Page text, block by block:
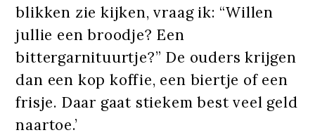
blikken zie kijken, vraag ik: “Willen
jullie een broodje? Een
bittergarnituurtje?” De ouders krijgen
dan een kop koffie, een biertje of een
frisje. Daar gaat stiekem best veel geld
naartoe.’